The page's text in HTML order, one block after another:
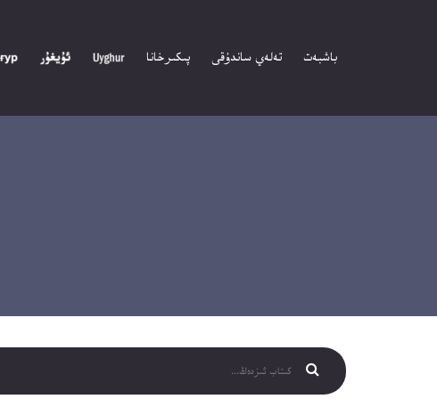
باشبەت تەلەي ساندۇقى پىكىرخانا